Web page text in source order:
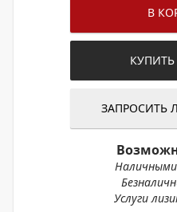
В
ЗАПРОСИТЬ
Услуги